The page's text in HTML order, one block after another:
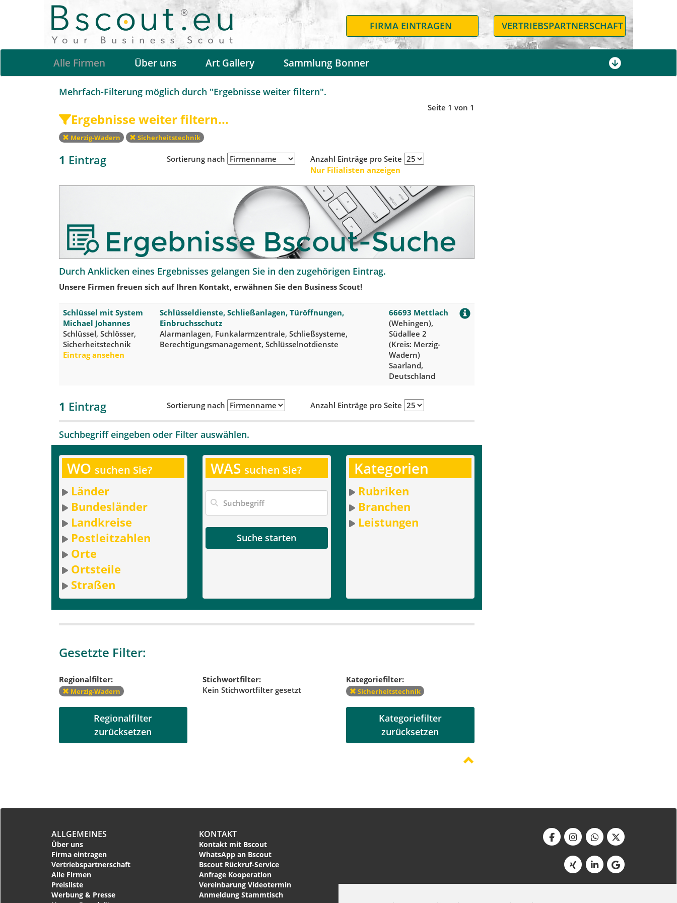
FIRMA EINTRAGEN VERTRIEBSPARTNERSCHAFT
Alle Firmen Über uns Art Gallery Sammlung Bonner
Mehrfach-Filterung möglich durch "Ergebnisse weiter filtern".
Ergebnisse weiter filtern...
Seite 1 von 1
Merzig-Wadern Sicherheitstechnik
1 Eintrag Sortierung nach
Anzahl Einträge pro Seite
Nur Filialisten anzeigen
Durch Anklicken eines Ergebnisses gelangen Sie in den zugehörigen Eintrag.
Unsere Firmen freuen sich auf Ihren Kontakt, erwähnen Sie den Business Scout!
Schlüssel mit System
Michael Johannes
Schlüssel, Schlösser,
Sicherheitstechnik
Eintrag ansehen
Schlüsseldienste, Schließanlagen, Türöffnungen,
Einbruchsschutz
Alarmanlagen, Funkalarmzentrale, Schließsysteme,
Berechtigungsmanagement, Schlüsselnotdienste
66693 Mettlach
(Wehingen),
Südallee 2
(Kreis: Merzig-
Wadern)
Saarland,
Deutschland
1 Eintrag Sortierung nach Anzahl Einträge pro Seite
Suchbegriff eingeben oder Filter auswählen.
WO suchen Sie?
Länder
Bundesländer
Landkreise
Postleitzahlen
Orte
Ortsteile
Straßen
WAS suchen Sie?
Suche starten
Kategorien
Rubriken
Branchen
Leistungen
Gesetzte Filter:
Regionalfilter:
Merzig-Wadern
Stichwortfilter:
Kein Stichwortfilter gesetzt
Kategoriefilter:
Sicherheitstechnik
Regionalfilter
zurücksetzen
Kategoriefilter
zurücksetzen
ALLGEMEINES
Über uns
Firma eintragen
Vertriebspartnerschaft
Alle Firmen
Preisliste
Werbung & Presse
KONTAKT
Kontakt mit Bscout
WhatsApp an Bscout
Bscout Rückruf-Service
Anfrage Kooperation
Vereinbarung Videotermin
Anmeldung Stammtisch